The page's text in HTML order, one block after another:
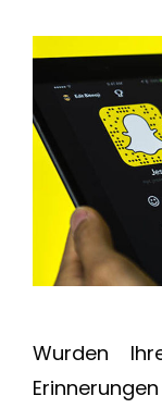
Wurden